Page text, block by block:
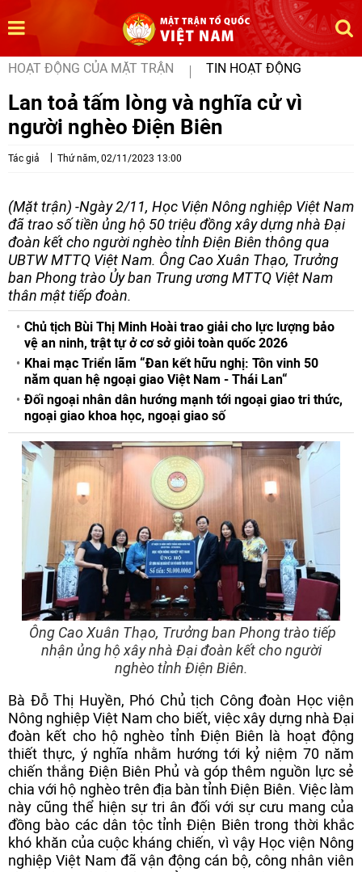
HOẠT ĐỘNG CỦA MẶT TRẬN TIN HOẠT ĐỘNG
Lan toả tấm lòng và nghĩa cử vì
người nghèo Điện Biên
Tác giả Thứ năm, 02/11/2023 13:00
(Mặt trận) -Ngày 2/11, Học Viện Nông nghiệp Việt Nam
đã trao số tiền ủng hộ 50 triệu đồng xây dựng nhà Đại
đoàn kết cho người nghèo tỉnh Điện Biên thông qua
UBTW MTTQ Việt Nam. Ông Cao Xuân Thạo, Trưởng
ban Phong trào Ủy ban Trung ương MTTQ Việt Nam
thân mật tiếp đoàn.
Chủ tịch Bùi Thị Minh Hoài trao giải cho lực lượng bảo
vệ an ninh, trật tự ở cơ sở giỏi toàn quốc 2026
Khai mạc Triển lãm “Đan kết hữu nghị: Tôn vinh 50
năm quan hệ ngoại giao Việt Nam - Thái Lan“
Đối ngoại nhân dân hướng mạnh tới ngoại giao tri thức,
ngoại giao khoa học, ngoại giao số
Ông Cao Xuân Thạo, Trưởng ban Phong trào tiếp
nhận ủng hộ xây nhà Đại đoàn kết cho người
nghèo tỉnh Điện Biên.
Bà Đỗ Thị Huyền, Phó Chủ tịch Công đoàn Học viện
Nông nghiệp Việt Nam cho biết, việc xây dựng nhà Đại
đoàn kết cho hộ nghèo tỉnh Điện Biên là hoạt động
thiết thực, ý nghĩa nhằm hướng tới kỷ niệm 70 năm
chiến thắng Điện Biên Phủ và góp thêm nguồn lực sẻ
chia với hộ nghèo trên địa bàn tỉnh Điện Biên. Việc làm
này cũng thể hiện sự tri ân đối với sự cưu mang của
đồng bào các dân tộc tỉnh Điện Biên trong thời khắc
khó khăn của cuộc kháng chiến, vì vậy Học viện Nông
nghiệp Việt Nam đã vận động cán bộ, công nhân viên